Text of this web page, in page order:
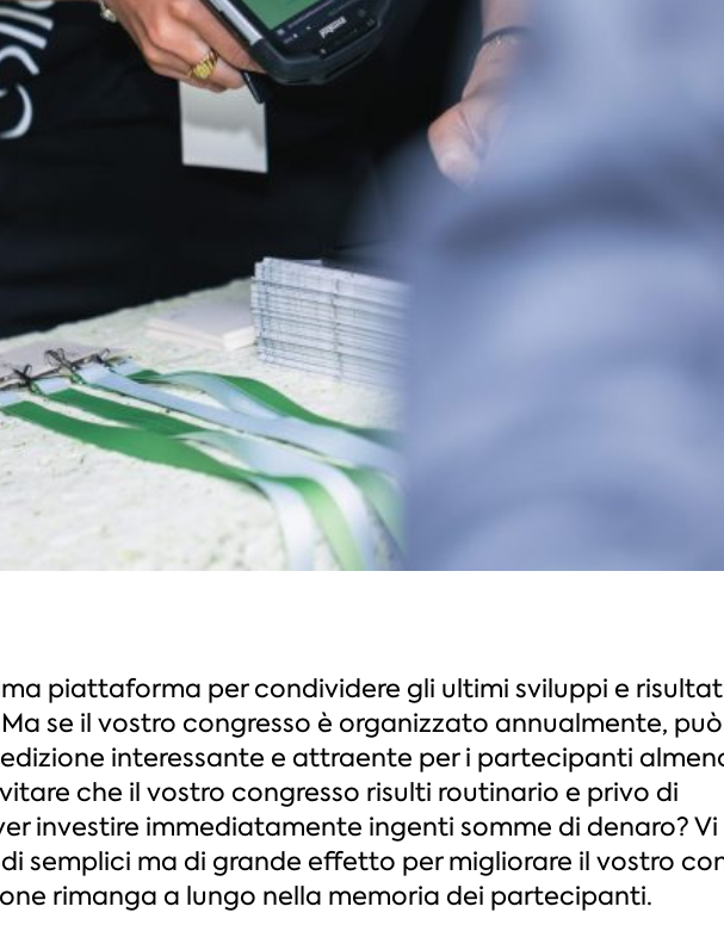
piattaforma per condividere gli ultimi sviluppi e
se il vostro congresso è organizzato annualmente, può
interessante e attraente per i partecipanti
che il vostro congresso risulti routinario e privo di
investire immediatamente ingenti somme di denaro? Vi
semplici ma di grande effetto per migliorare il vostro
rimanga a lungo nella memoria dei partecipanti.